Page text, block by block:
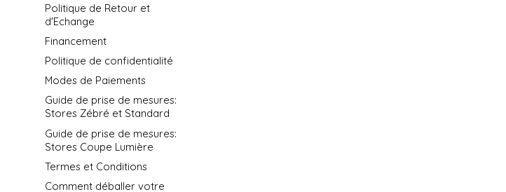
Politique de Retour et
d'Echange
Financement
Politique de confidentialité
Modes de Paiements
Guide de prise de mesures:
Stores Zébré et Standard
Guide de prise de mesures:
Stores Coupe Lumière
Termes et Conditions
Comment déballer votre